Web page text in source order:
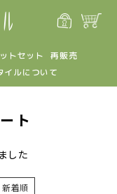
トセット
再販売
イルについて
ト
した
新着順